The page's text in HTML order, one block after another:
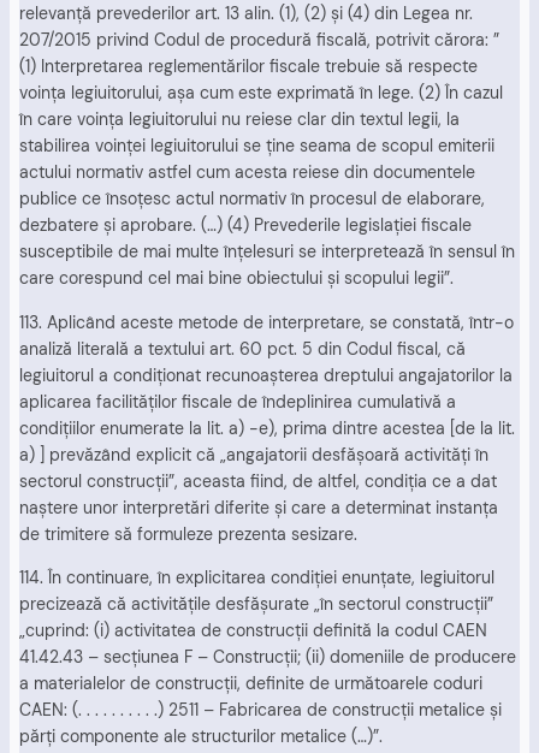
relevanţă prevederilor art. 13 alin. (1), (2) şi (4) din Legea nr.
207/2015 privind Codul de procedură fiscală, potrivit cărora: ”
(1) Interpretarea reglementărilor fiscale trebuie să respecte
voinţa legiuitorului, aşa cum este exprimată în lege. (2) În cazul
în care voinţa legiuitorului nu reiese clar din textul legii, la
stabilirea voinţei legiuitorului se ţine seama de scopul emiterii
actului normativ astfel cum acesta reiese din documentele
publice ce însoţesc actul normativ în procesul de elaborare,
dezbatere şi aprobare. (…) (4) Prevederile legislaţiei fiscale
susceptibile de mai multe înţelesuri se interpretează în sensul în
care corespund cel mai bine obiectului şi scopului legii”.
113. Aplicând aceste metode de interpretare, se constată, într-o
analiză literală a textului art. 60 pct. 5 din Codul fiscal, că
legiuitorul a condiţionat recunoaşterea dreptului angajatorilor la
aplicarea facilităţilor fiscale de îndeplinirea cumulativă a
condiţiilor enumerate la lit. a) -e), prima dintre acestea [de la lit.
a) ] prevăzând explicit că „angajatorii desfăşoară activităţi în
sectorul construcţii”, aceasta fiind, de altfel, condiţia ce a dat
naştere unor interpretări diferite şi care a determinat instanţa
de trimitere să formuleze prezenta sesizare.
114. În continuare, în explicitarea condiţiei enunţate, legiuitorul
precizează că activităţile desfăşurate „în sectorul construcţii”
„cuprind: (i) activitatea de construcţii definită la codul CAEN
41.42.43 – secţiunea F – Construcţii; (ii) domeniile de producere
a materialelor de construcţii, definite de următoarele coduri
CAEN: (. . . . . . . . . .) 2511 – Fabricarea de construcţii metalice şi
părţi componente ale structurilor metalice (…)”.